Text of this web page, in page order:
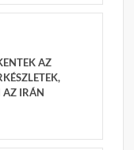
AZ
AZ IRÁN